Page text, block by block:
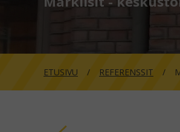
ETUSIVU REFERENSSIT